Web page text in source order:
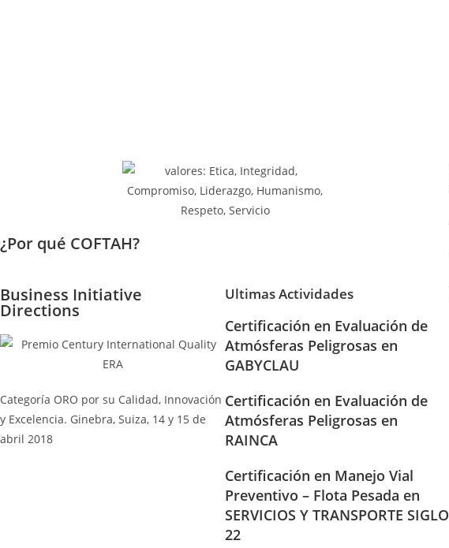
¿Por qué COFTAH?
Business Initiative
Directions
Categoría ORO por su Calidad, Innovación
y Excelencia. Ginebra, Suiza, 14 y 15 de
abril 2018
Ultimas Actividades
Certificación en Evaluación de
Atmósferas Peligrosas en
GABYCLAU
Certificación en Evaluación de
Atmósferas Peligrosas en
RAINCA
Certificación en Manejo Vial
Preventivo – Flota Pesada en
SERVICIOS Y TRANSPORTE SIGLO
22